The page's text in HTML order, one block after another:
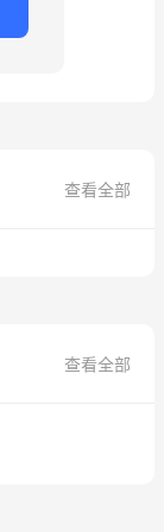
查看全部
查看全部